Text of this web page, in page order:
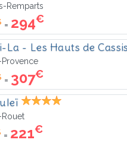
Remparts
= 294€
La - Les Hauts de Cassis
= 307€
= 221€